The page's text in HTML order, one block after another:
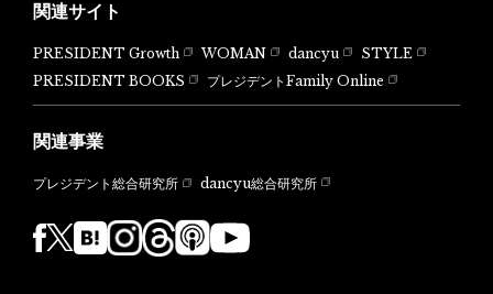
関連サイト
PRESIDENT Growth WOMAN dancyu
STYLE
PRESIDENT BOOKS
プレジデントFamily Online
関連事業
プレジデント総合研究所 dancyu総合研究所